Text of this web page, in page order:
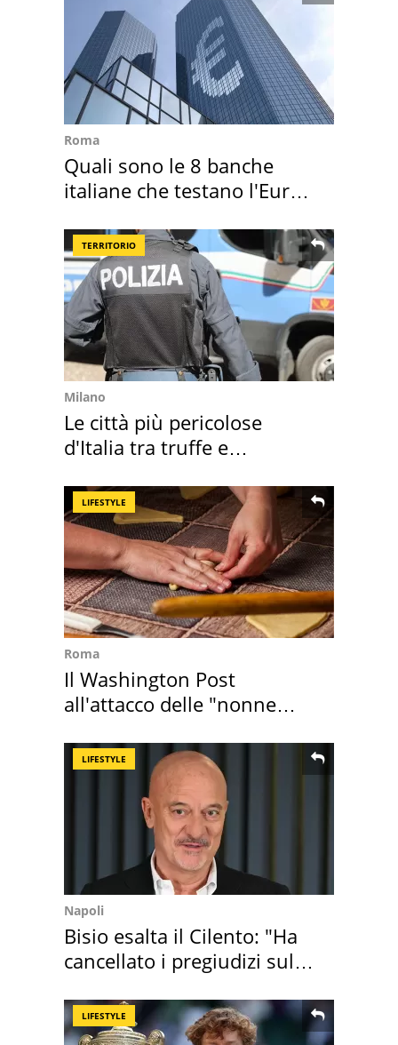
Roma
Quali sono le 8 banche
italiane che testano l'Euro
TERRITORIO
Milano
Le città più pericolose
d'Italia tra truffe e
LIFESTYLE
Roma
Il Washington Post
all'attacco delle "nonne
LIFESTYLE
Napoli
Bisio esalta il Cilento: "Ha
cancellato i pregiudizi sul
LIFESTYLE